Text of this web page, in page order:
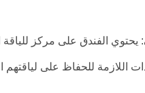
: يحتوي الفندق على مركز للياقة
اللازمة للحفاظ على لياقتهم